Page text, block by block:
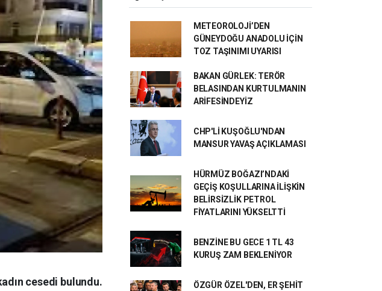
cesedi bulundu.
METEOROLOJİ’DEN
GÜNEYDOĞU ANADOLU İÇİN
TOZ TAŞINIMI UYARISI
BAKAN GÜRLEK: TERÖR
BELASINDAN KURTULMANIN
ARİFESİNDEYİZ
CHP'Lİ KUŞOĞLU'NDAN
MANSUR YAVAŞ AÇIKLAMASI
HÜRMÜZ BOĞAZI’NDAKİ
GEÇİŞ KOŞULLARINA İLİŞKİN
BELİRSİZLİK PETROL
FİYATLARINI YÜKSELTTİ
BENZİNE BU GECE 1 TL 43
KURUŞ ZAM BEKLENİYOR
ÖZGÜR ÖZEL'DEN, ER ŞEHİT